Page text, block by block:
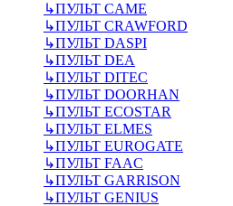
↳ПУЛЬТ CAME
↳ПУЛЬТ CRAWFORD
↳ПУЛЬТ DASPI
↳ПУЛЬТ DEA
↳ПУЛЬТ DITEC
↳ПУЛЬТ DOORHAN
↳ПУЛЬТ ECOSTAR
↳ПУЛЬТ ELMES
↳ПУЛЬТ EUROGATE
↳ПУЛЬТ FAAC
↳ПУЛЬТ GARRISON
↳ПУЛЬТ GENIUS